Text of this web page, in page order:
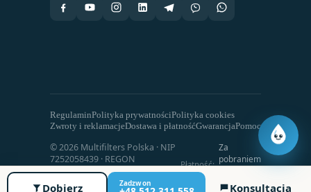
RegulaminPolityka prywatnościPolityka cookies
Zwroty i reklamacjeDostawa i płatnośćGwarancjaPomoc
© 2026 Multifilters Polska · NIP
7252058439 · REGON
101405813 · Wszelkie prawa
zastrzeżone
Płatność:
Za
pobraniem
bankowy
Dobierz Zadzwon Konsultacja